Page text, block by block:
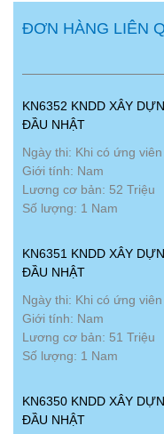
ĐƠN HÀNG LIÊN
KN6352 KNDD XÂY
ĐẦU NHẬT
Ngày thi: Khi có ứng
Giới tính: Nam
Lương cơ bản: 52 Triệu
Số lượng: 1 Nam
KN6351 KNDD XÂY
ĐẦU NHẬT
Ngày thi: Khi có ứng
Giới tính: Nam
Lương cơ bản: 51 Triệu
Số lượng: 1 Nam
KN6350 KNDD XÂY
ĐẦU NHẬT